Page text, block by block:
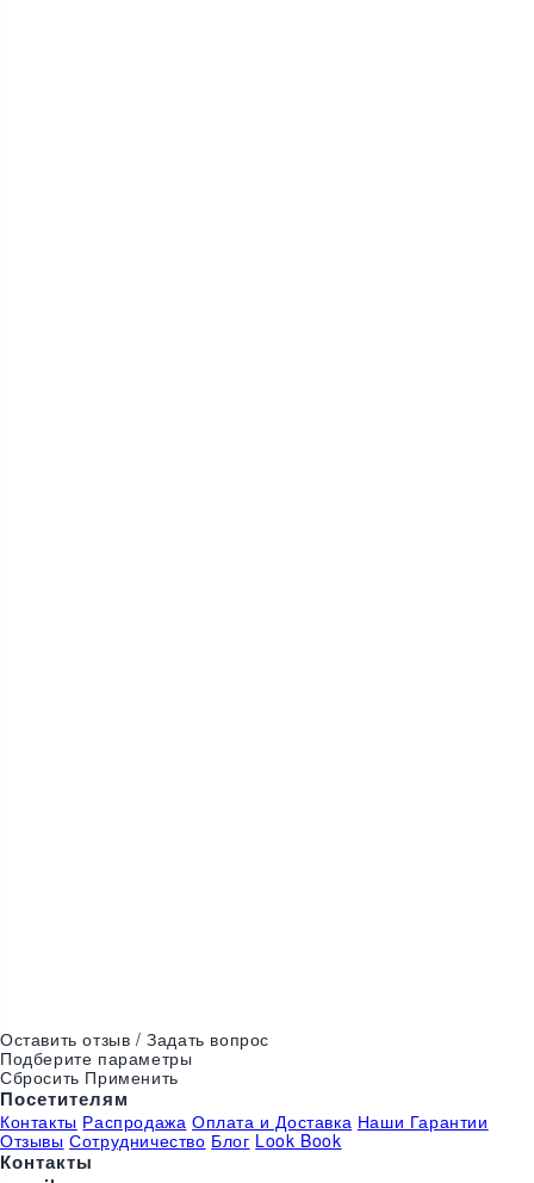
Оставить отзыв / Задать вопрос
Подберите параметры
Сбросить Применить
Посетителям
Контакты Распродажа Оплата и Доставка Наши Гарантии
Отзывы Сотрудничество Блог Look Book
Контакты